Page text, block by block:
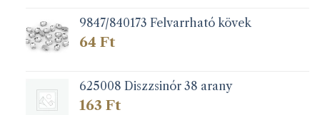
9847/840173 Felvarrható kövek
64 Ft
625008 Diszzsinór 38 arany
163 Ft